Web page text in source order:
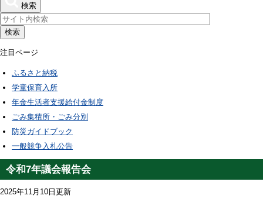
検索
検索
注目ページ
ふるさと納税
学童保育入所
年金生活者支援給付金制度
ごみ集積所・ごみ分別
防災ガイドブック
一般競争入札公告
令和7年議会報告会
2025年11月10日更新